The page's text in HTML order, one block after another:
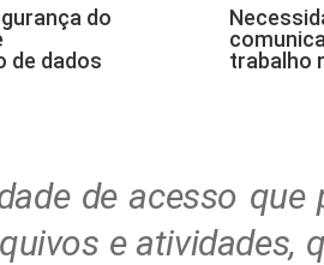
do
de dados
trabalho
de acesso que
e atividades,